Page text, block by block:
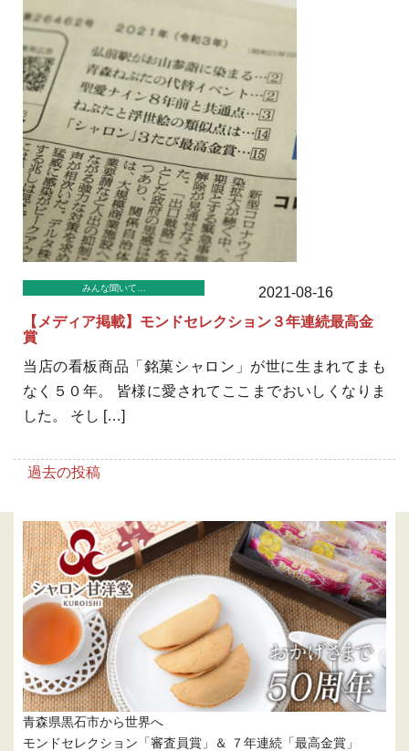
みんな聞いて…
2021-08-16
【メディア掲載】モンドセレクション３年連続最高金
賞
当店の看板商品「銘菓シャロン」が世に生まれてまも
なく５０年。 皆様に愛されてここまでおいしくなりま
した。 そし […]
投
ナ
ビ
ゲ
ー
ョ
ン
過去の投稿
青森県黒石市から世界へ
モンドセレクション「審査員賞」＆ ７年連続「最高金賞」